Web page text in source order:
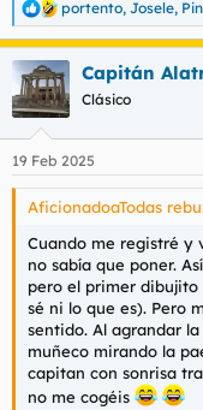
R
e
a
c
c
i
e
s
portento, Josele,
Capitán
Clásico
19 Feb 2025
AficionadoaTodas
Cuando me registré y
no sabía que poner.
pero el primer
sé ni lo que es). Pero
sentido. Al agrandar
muñeco mirando la
capitan con sonrisa
no me cogéis